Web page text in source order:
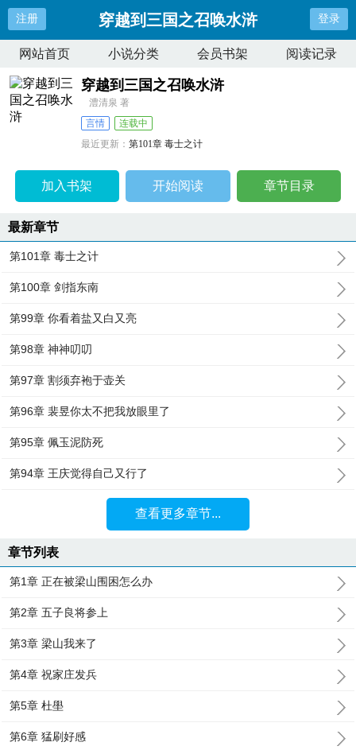
注册 穿越到三国之召唤水浒 登录
网站首页 小说分类 会员书架 阅读记录
穿越到三国之召唤水浒
澧清泉 著
言情
连载中
最近更新：第101章 毒士之计
加入书架 开始阅读 章节目录
最新章节
第101章 毒士之计
第100章 剑指东南
第99章 你看着盐又白又亮
第98章 神神叨叨
第97章 割须弃袍于壶关
第96章 裴昱你太不把我放眼里了
第95章 佩玉泥防死
第94章 王庆觉得自己又行了
查看更多章节...
章节列表
第1章 正在被梁山围困怎么办
第2章 五子良将参上
第3章 梁山我来了
第4章 祝家庄发兵
第5章 杜壆
第6章 猛刷好感